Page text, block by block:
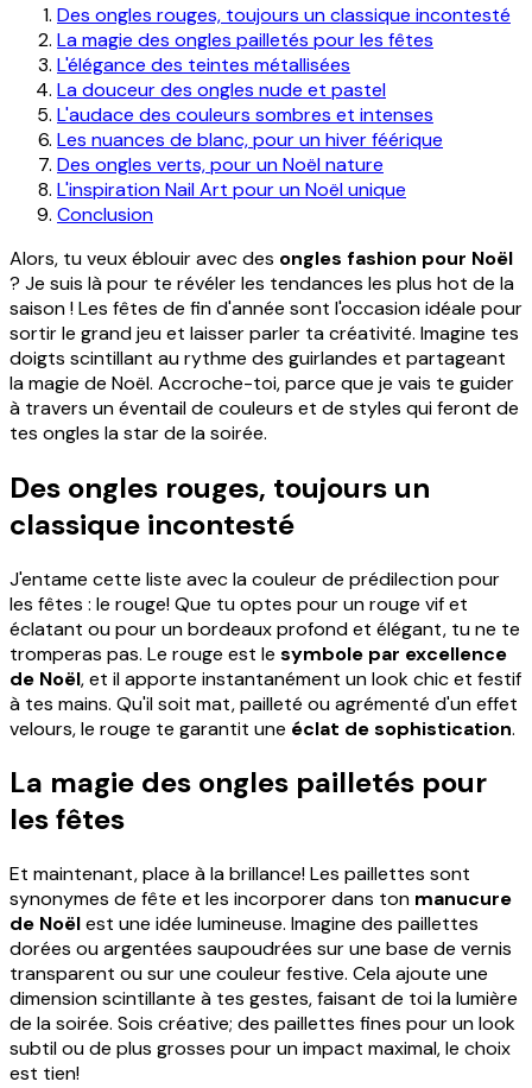
Des ongles rouges, toujours un classique incontesté
La magie des ongles pailletés pour les fêtes
L'élégance des teintes métallisées
La douceur des ongles nude et pastel
L'audace des couleurs sombres et intenses
Les nuances de blanc, pour un hiver féérique
Des ongles verts, pour un Noël nature
L'inspiration Nail Art pour un Noël unique
Conclusion
Alors, tu veux éblouir avec des ongles fashion pour Noël
? Je suis là pour te révéler les tendances les plus hot de la
saison ! Les fêtes de fin d'année sont l'occasion idéale pour
sortir le grand jeu et laisser parler ta créativité. Imagine tes
doigts scintillant au rythme des guirlandes et partageant
la magie de Noël. Accroche-toi, parce que je vais te guider
à travers un éventail de couleurs et de styles qui feront de
tes ongles la star de la soirée.
Des ongles rouges, toujours un
classique incontesté
J'entame cette liste avec la couleur de prédilection pour
les fêtes : le rouge! Que tu optes pour un rouge vif et
éclatant ou pour un bordeaux profond et élégant, tu ne te
tromperas pas. Le rouge est le symbole par excellence
de Noël, et il apporte instantanément un look chic et festif
à tes mains. Qu'il soit mat, pailleté ou agrémenté d'un effet
velours, le rouge te garantit une éclat de sophistication.
La magie des ongles pailletés pour
les fêtes
Et maintenant, place à la brillance! Les paillettes sont
synonymes de fête et les incorporer dans ton manucure
de Noëlest une idée lumineuse. Imagine des paillettes
dorées ou argentées saupoudrées sur une base de vernis
transparent ou sur une couleur festive. Cela ajoute une
dimension scintillante à tes gestes, faisant de toi la lumière
de la soirée. Sois créative; des paillettes fines pour un look
subtil ou de plus grosses pour un impact maximal, le choix
est tien!